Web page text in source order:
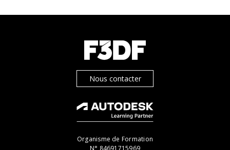
Nous contacter
Organisme de Formation
N° 84691715969